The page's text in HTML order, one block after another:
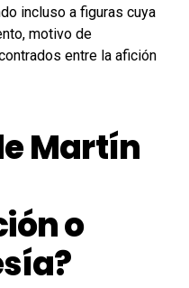
incluso a figuras cuya
motivo de
entre la afición
Martín
o